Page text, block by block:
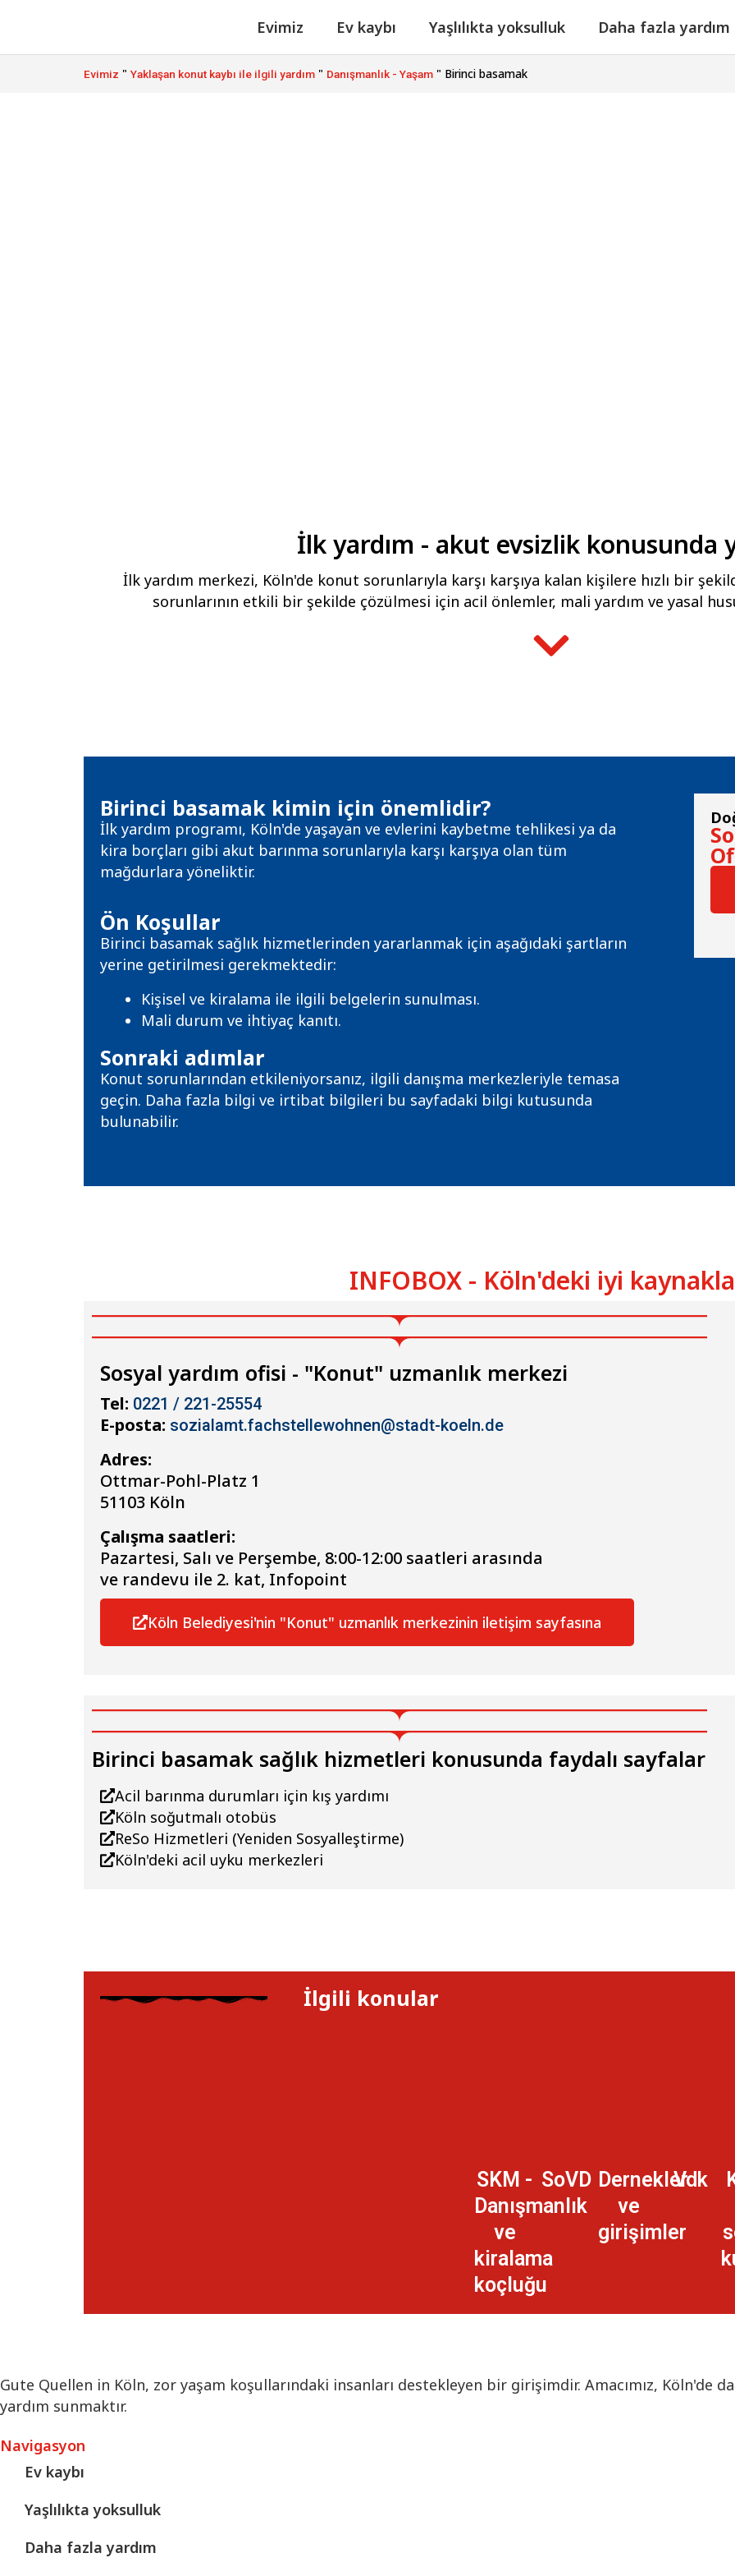
Evimiz Ev kaybı Yaşlılıkta yoksulluk Daha fazla yardım
Evimiz " Yaklaşan konut kaybı ile ilgili yardım " Danışmanlık - Yaşam " Birinci basamak
İlk yardım - akut evsizlik konusunda
İlk yardım merkezi, Köln'de konut sorunlarıyla karşı karşıya kalan kişilere hızlı bir
sorunlarının etkili bir şekilde çözülmesi için acil önlemler, mali yardım ve yasal
Birinci basamak kimin için önemlidir?
İlk yardım programı, Köln'de yaşayan ve evlerini kaybetme tehlikesi ya da
kira borçları gibi akut barınma sorunlarıyla karşı karşıya olan tüm
mağdurlara yöneliktir.
Ön Koşullar
Birinci basamak sağlık hizmetlerinden yararlanmak için aşağıdaki şartların
yerine getirilmesi gerekmektedir:
Kişisel ve kiralama ile ilgili belgelerin sunulması.
Mali durum ve ihtiyaç kanıtı.
Sonraki adımlar
Konut sorunlarından etkileniyorsanız, ilgili danışma merkezleriyle temasa
geçin. Daha fazla bilgi ve irtibat bilgileri bu sayfadaki bilgi kutusunda
bulunabilir.
INFOBOX - Köln'deki iyi
Sosyal yardım ofisi - "Konut" uzmanlık merkezi
Tel: 0221 / 221-25554
E-posta: sozialamt.fachstellewohnen@stadt-koeln.de
Adres:
Ottmar-Pohl-Platz 1
51103 Köln
Çalışma saatleri:
Pazartesi, Salı ve Perşembe, 8:00-12:00 saatleri arasında
ve randevu ile 2. kat, Infopoint
Köln Belediyesi'nin "Konut" uzmanlık merkezinin iletişim sayfasına
Birinci basamak sağlık hizmetleri konusunda faydalı sayfalar
Acil barınma durumları için kış yardımı
Köln soğutmalı otobüs
ReSo Hizmetleri (Yeniden Sosyalleştirme)
Köln'deki acil uyku merkezleri
İlgili konular
SKM -
Danışmanlık
ve
kiralama
koçluğu
SoVD Dernekler
ve
girişimler
Vdk
Gute Quellen in Köln, zor yaşam koşullarındaki insanları destekleyen bir girişimdir. Amacımız,
yardım sunmaktır.
Navigasyon
Ev kaybı
Yaşlılıkta yoksulluk
Daha fazla yardım